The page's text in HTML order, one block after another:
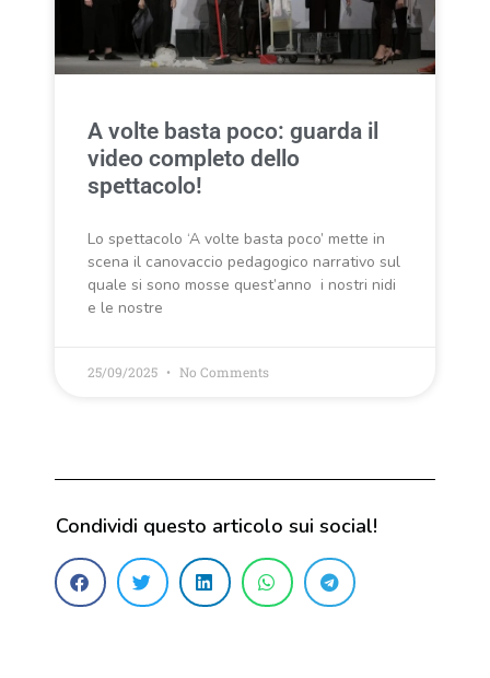
A volte basta poco: guarda il
video completo dello
spettacolo!
Lo spettacolo ‘A volte basta poco’ mette in
scena il canovaccio pedagogico narrativo sul
quale si sono mosse quest’anno i nostri nidi
e le nostre
25/09/2025 No Comments
Condividi questo articolo sui social!